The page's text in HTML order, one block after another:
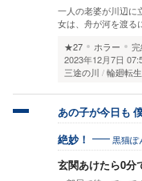
一人の老婆が川辺に
女は、舟が河を渡る
★27
ホラー
2023年12月7日
三途の川
輪廻転生
あの子が今日も
絶妙！ 黒猫ぽ
玄関あけたら0分